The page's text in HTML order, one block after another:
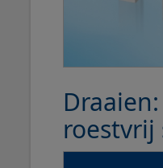
Draaien:
roestvrij